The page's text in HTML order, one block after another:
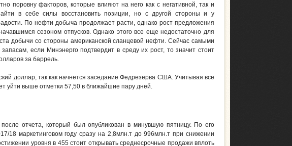
поровну факторов, которые влияют на него как с негативной, так и
в себе силы восстановить позиции, но с другой стороны и у
По нефти добыча продолжает расти, однако рост предложения
сезоном отпусков. Однако этого все еще недостаточно для
добычи со стороны американской сланцевой нефти. Сейчас самыми
если Минэнерго подтвердит в среду их рост, то значит стоит
за баррель.
доллар, так как начнется заседание Федрезерва США. Учитывая все
уйти выше отметки 57,50 в ближайшие пару дней.
отчета, который был опубликован в минувшую пятницу. По его
18 маркетинговом году сразу на 2,8млн.т до 996млн.т при снижении
уровня в 455 стоит открывать среднесрочные продажи вплоть